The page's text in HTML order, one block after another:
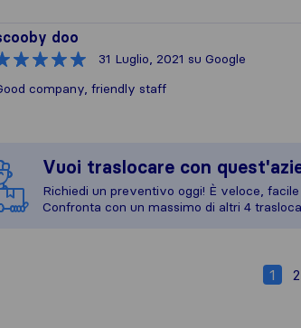
doo
31 Luglio, 2021 su Google
company, friendly staff
Vuoi traslocare con
Richiedi un preventivo oggi! È veloce,
Confronta con un massimo di altri 4
1 2